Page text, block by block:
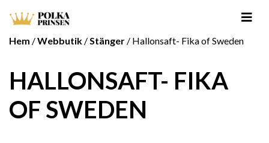
Hem /Webbutik /Stänger / Hallonsaft- Fika of Sweden
HALLONSAFT- FIKA
OF SWEDEN